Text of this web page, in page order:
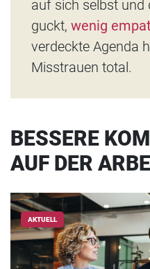
auf sich selbst und
guckt, wenig
verdeckte Agenda
Misstrauen total.
BESSERE
AUF DER
AKTUELL